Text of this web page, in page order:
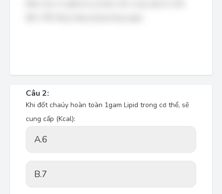
Câu 2:
Khi đốt chaúy hoàn toàn 1gam Lipid trong cơ thể, sẽ
cung cấp (Kcal):
A.6
B.7